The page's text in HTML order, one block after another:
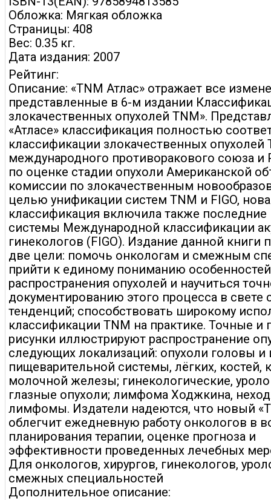
Обложка: Мягкая обложка
Страницы: 408
Вес: 0.35 кг.
Дата издания: 2007
Рейтинг:
Описание: «TNM Атлас» отражает все
представленные в 6-м издании
злокачественных опухолей TNM».
«Атласе» классификация полностью
классификации злокачественных опухолей
международного противоракового союза и
по оценке стадии опухоли Американской
комиссии по злокачественным
целью унификации систем TNM и FIGO,
классификация включила также последние
системы Международной классификации
гинекологов (FIGO). Издание данной книги
две цели: помочь онкологам и смежным
прийти к единому пониманию особенностей
распространения опухолей и научиться
документированию этого процесса в свете
тенденций; способствовать широкому
классификации TNM на практике. Точные и
рисунки иллюстрируют распространение
следующих локализаций: опухоли головы и
пищеварительной системы, лёгких, костей,
молочной железы; гинекологические,
глазные опухоли; лимфома Ходжкина,
лимфомы. Издатели надеются, что новый
облегчит ежедневную работу онкологов в
планирования терапии, оценке прогноза и
эффективности проведенных лечебных
Для онкологов, хирургов, гинекологов,
смежных специальностей
Дополнительное описание: